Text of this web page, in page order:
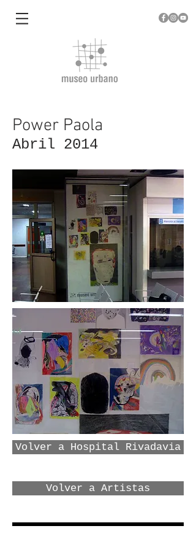
Power Paola
Abril 2014
Volver a Hospital Rivadavia
Volver a Artistas